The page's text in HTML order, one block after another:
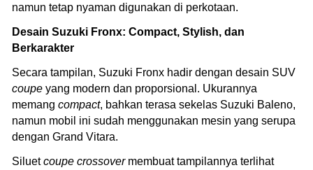
namun tetap nyaman digunakan di perkotaan.
Desain Suzuki Fronx: Compact, Stylish, dan
Berkarakter
Secara tampilan, Suzuki Fronx hadir dengan desain SUV
coupe yang modern dan proporsional. Ukurannya
memang compact, bahkan terasa sekelas Suzuki Baleno,
namun mobil ini sudah menggunakan mesin yang serupa
dengan Grand Vitara.
Siluetcoupe crossovermembuat tampilannya terlihat